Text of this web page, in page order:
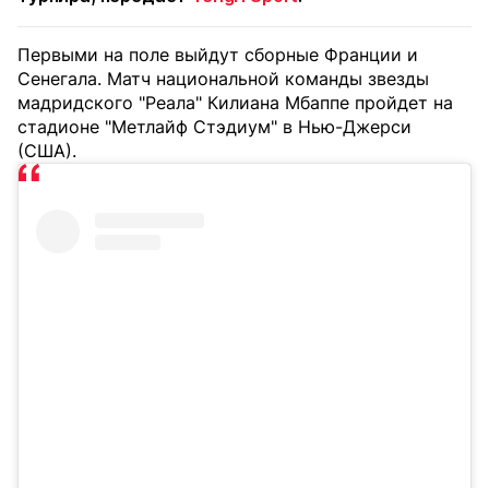
Первыми на поле выйдут сборные Франции и
Сенегала. Матч национальной команды звезды
мадридского "Реала" Килиана Мбаппе пройдет на
стадионе "Метлайф Стэдиум" в Нью-Джерси
(США).